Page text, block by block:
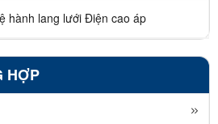
hành lang lưới Điện cao áp
HỢP